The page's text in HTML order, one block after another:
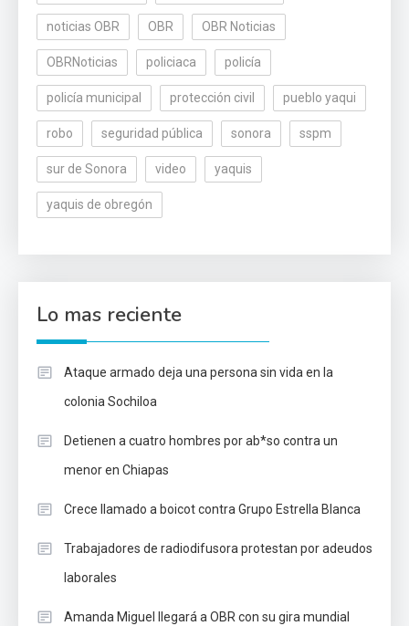
noticias OBR OBR OBR Noticias
OBRNoticias policiaca policía
policía municipal protección civil pueblo yaqui
robo seguridad pública sonora sspm
sur de Sonora video yaquis
yaquis de obregón
Lo mas reciente
Ataque armado deja una persona sin vida en la
colonia Sochiloa
Detienen a cuatro hombres por ab*so contra un
menor en Chiapas
Crece llamado a boicot contra Grupo Estrella Blanca
Trabajadores de radiodifusora protestan por adeudos
laborales
Amanda Miguel llegará a OBR con su gira mundial